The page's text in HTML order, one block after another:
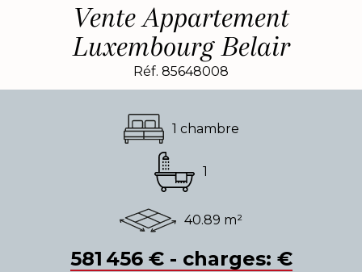
Vente Appartement
Luxembourg Belair
Réf. 85648008
1 chambre
1
40.89 m²
581 456 € - charges: €